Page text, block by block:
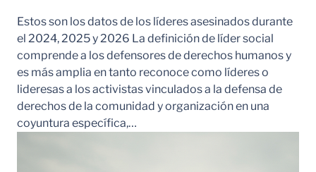
Estos son los datos de los líderes asesinados durante
el 2024, 2025 y 2026 La definición de líder social
comprende a los defensores de derechos humanos y
es más amplia en tanto reconoce como líderes o
lideresas a los activistas vinculados a la defensa de
derechos de la comunidad y organización en una
coyuntura específica,…